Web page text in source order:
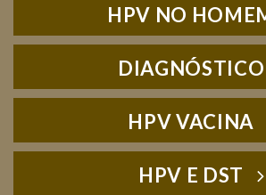
HPV NO
DIAGNÓSTICO
HPV VACINA
HPV E DST